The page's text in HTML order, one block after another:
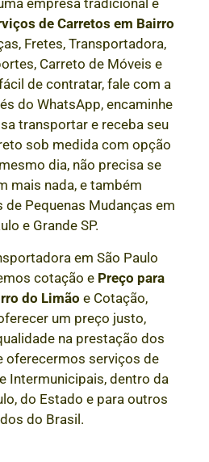
empresa tradicional e
de Carretos em Bairro
Fretes, Transportadora,
Carreto de Móveis e
de contratar, fale com a
do WhatsApp, encaminhe
transportar e receba seu
sob medida com opção
dia, não precisa se
mais nada, e também
Pequenas Mudanças em
e Grande SP.
em São Paulo
cotação e Preço para
do Limão e Cotação,
um preço justo,
na prestação dos
oferecermos serviços de
Intermunicipais, dentro da
do Estado e para outros
do Brasil.